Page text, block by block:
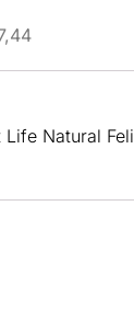
Life Natural